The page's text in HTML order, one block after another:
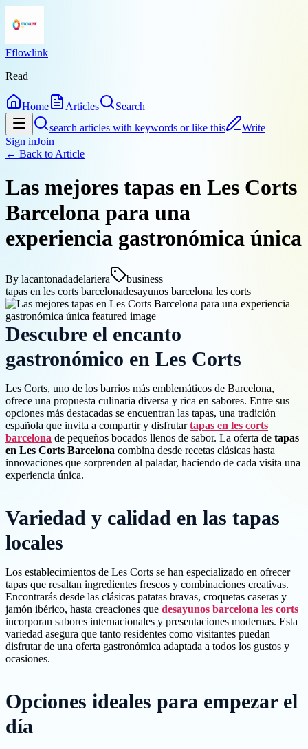
Fflowlink
Read
Home Articles
Search
search articles with keywords or like this
Write
Sign inJoin
← Back to Article
Las mejores tapas en Les Corts
Barcelona para una
experiencia gastronómica única
By lacantonadadelariera
business
tapas en les corts barcelonadesayunos barcelona les corts
Descubre el encanto
gastronómico en Les Corts
Les Corts, uno de los barrios más emblemáticos de Barcelona,
ofrece una propuesta culinaria diversa y rica en sabores. Entre sus
opciones más destacadas se encuentran las tapas, una tradición
española que invita a compartir y disfrutartapas en les corts
barcelona de pequeños bocados llenos de sabor. La oferta de tapas
en Les Corts Barcelona combina desde recetas clásicas hasta
innovaciones que sorprenden al paladar, haciendo de cada visita una
experiencia única.
Variedad y calidad en las tapas
locales
Los establecimientos de Les Corts se han especializado en ofrecer
tapas que resaltan ingredientes frescos y combinaciones creativas.
Encontrarás desde las clásicas patatas bravas, croquetas caseras y
jamón ibérico, hasta creaciones que desayunos barcelona les corts
incorporan sabores internacionales y presentaciones modernas. Esta
variedad asegura que tanto residentes como visitantes puedan
disfrutar de una oferta gastronómica adaptada a todos los gustos y
ocasiones.
Opciones ideales para empezar el
día